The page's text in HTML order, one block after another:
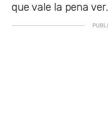
que vale la pena ver.